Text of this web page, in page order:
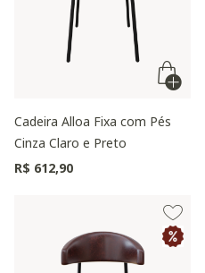
Cadeira Alloa Fixa com Pés
Cinza Claro e Preto
R$ 612,90